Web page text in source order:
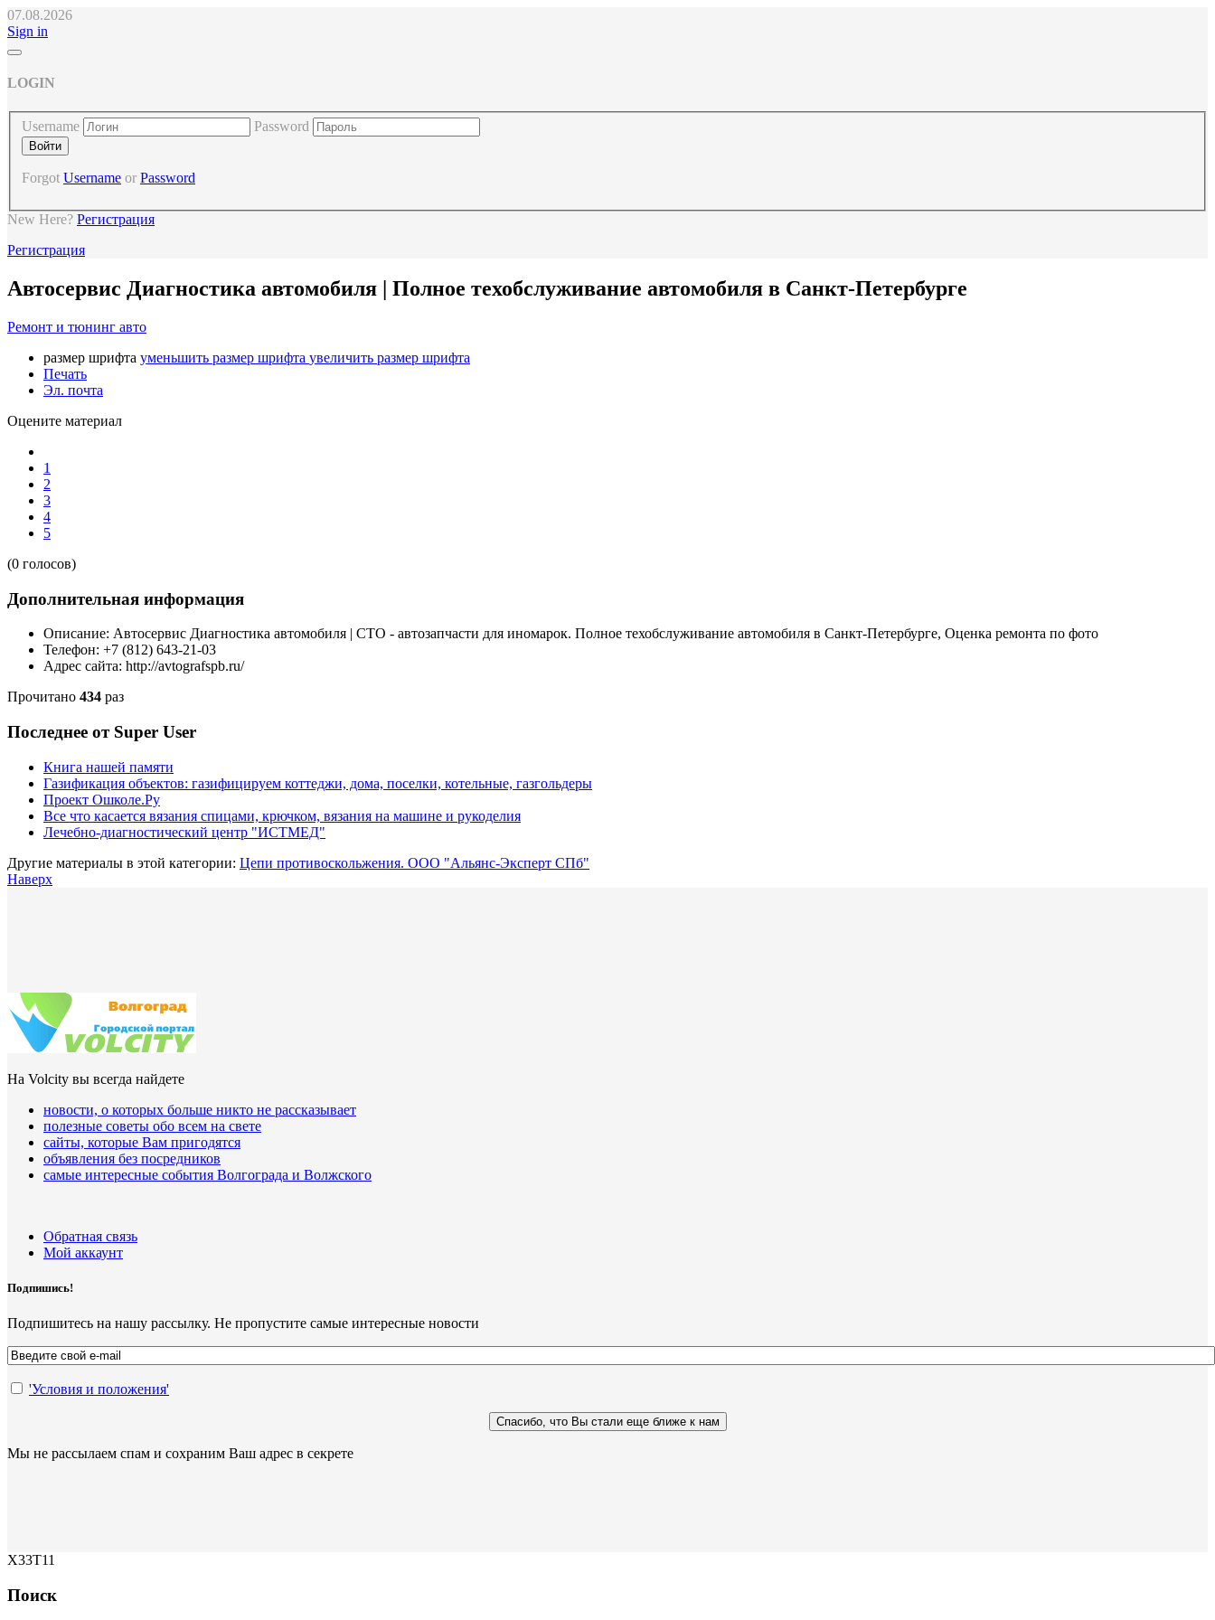
07.08.2026
Sign in
LOGIN
Username Password
Forgot Username or Password
New Here? Регистрация
Регистрация
Автосервис Диагностика автомобиля | Полное техобслуживание автомобиля в Санкт-Петербурге
Ремонт и тюнинг авто
размер шрифта уменьшить размер шрифта увеличить размер шрифта
Печать
Эл. почта
Оцените материал
1
2
3
4
5
(0 голосов)
Дополнительная информация
Описание: Автосервис Диагностика автомобиля | СТО - автозапчасти для иномарок. Полное техобслуживание автомобиля в Санкт-Петербурге, Оценка ремонта по фото
Телефон: +7 (812) 643-21-03
Адрес сайта: http://avtografspb.ru/
Прочитано 434 раз
Последнее от Super User
Книга нашей памяти
Газификация объектов: газифицируем коттеджи, дома, поселки, котельные, газгольдеры
Проект Ошколе.Ру
Все что касается вязания спицами, крючком, вязания на машине и рукоделия
Лечебно-диагностический центр "ИСТМЕД"
Другие материалы в этой категории: Цепи противоскольжения. ООО "Альянс-Эксперт СПб"
Наверх
На Volcity вы всегда найдете
новости, о которых больше никто не рассказывает
полезные советы обо всем на свете
сайты, которые Вам пригодятся
объявления без посредников
самые интересные события Волгограда и Волжского
Обратная связь
Мой аккаунт
Подпишись!
Подпишитесь на нашу рассылку. Не пропустите самые интересные новости
'Условия и положения'
Мы не рассылаем спам и сохраним Ваш адрес в секрете
X33T11
Поиск